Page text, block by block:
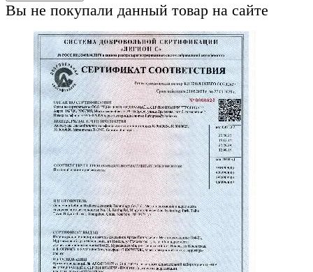
Вы не покупали данный товар на сайте